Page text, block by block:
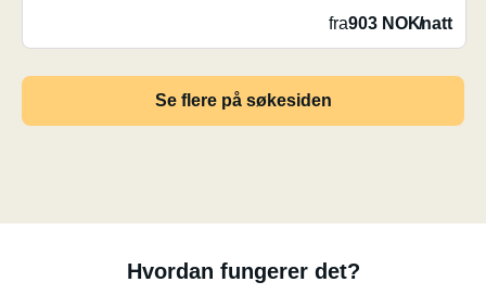
fra903 NOK/natt
Se flere på søkesiden
Hvordan fungerer det?